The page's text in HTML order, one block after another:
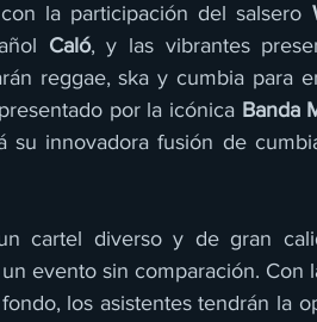
la participación del salsero
Caló, y las vibrantes
reggae, ska y cumbia para
por la icónica Banda
su innovadora fusión de
evento sin comparación. Con
los asistentes tendrán la